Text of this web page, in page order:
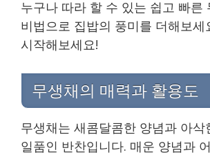
누구나 따라 할 수 있는 쉽고 빠른
비법으로 집밥의 풍미를 더해보세
시작해보세요!
무생채의 매력과 활용도
무생채는 새콤달콤한 양념과 아삭
일품인 반찬입니다. 매운 양념과